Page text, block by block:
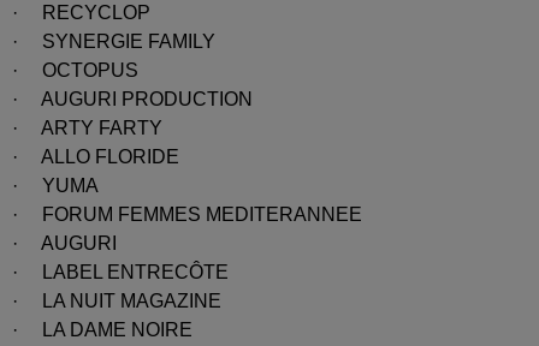
· RECYCLOP
· SYNERGIE FAMILY
· OCTOPUS
· AUGURI PRODUCTION
· ARTY FARTY
· ALLO FLORIDE
· YUMA
· FORUM FEMMES MEDITERANNEE
· AUGURI
· LABEL ENTRECÔTE
· LA NUIT MAGAZINE
· LA DAME NOIRE